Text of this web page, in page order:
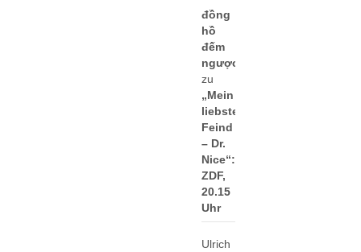
đồng
hồ
đếm
ngược
zu
„Mein
liebster
Feind
– Dr.
Nice“:
ZDF,
20.15
Uhr
Ulrich